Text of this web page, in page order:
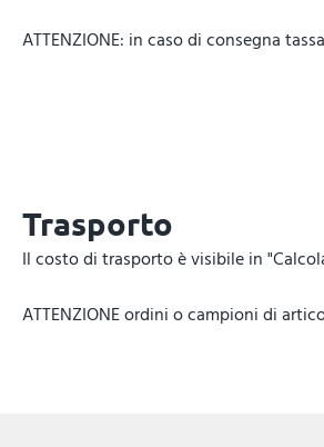
ATTENZIONE: in caso di consegna
Trasporto
Il costo di trasporto è visibile in
ATTENZIONE ordini o campioni di